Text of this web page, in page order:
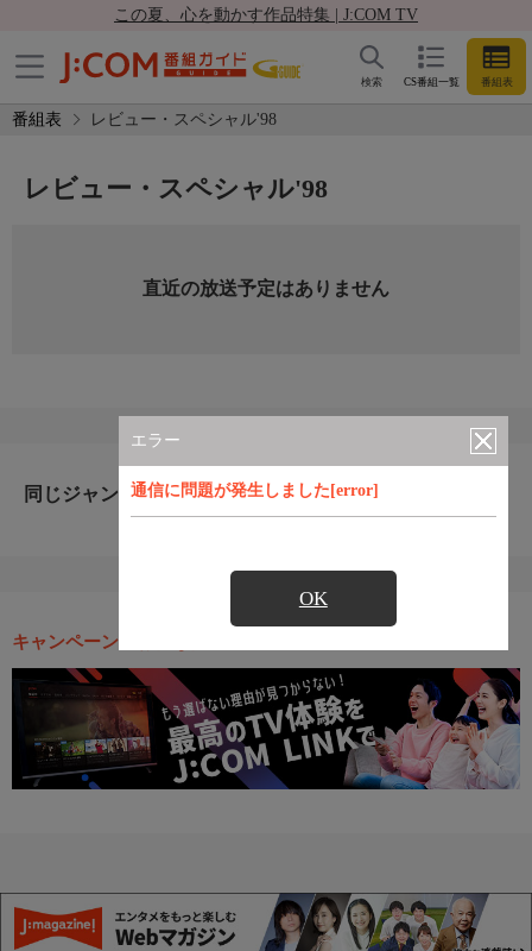
この夏、心を動かす作品特集 | J:COM TV
CS番組一覧 番組表
検索
番組表 レビュー・スペシャル'98
エラー
通信に問題が発生しました[error]
OK
レビュー・スペシャル'98
直近の放送予定はありません
同じジャンルのおすすめ番組
キャンペーン・お得な情報